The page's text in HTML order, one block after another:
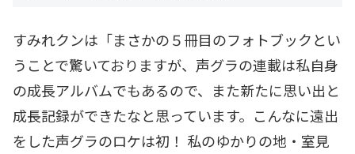
すみれクンは「まさかの５冊目のフォトブックとい
うことで驚いておりますが、声グラの連載は私自身
の成長アルバムでもあるので、また新たに思い出と
成長記録ができたなと思っています。こんなに遠出
をした声グラのロケは初！ 私のゆかりの地・室見